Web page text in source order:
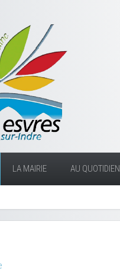
LA MAIRIE AU QUOTIDIEN